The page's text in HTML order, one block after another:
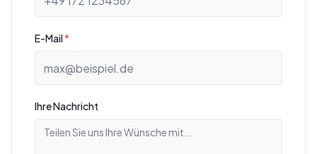
E-Mail*
Ihre Nachricht